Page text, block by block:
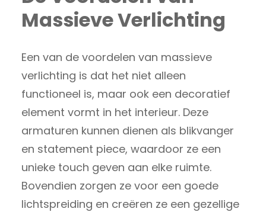
Massieve Verlichting
Een van de voordelen van massieve
verlichting is dat het niet alleen
functioneel is, maar ook een decoratief
element vormt in het interieur. Deze
armaturen kunnen dienen als blikvanger
en statement piece, waardoor ze een
unieke touch geven aan elke ruimte.
Bovendien zorgen ze voor een goede
lichtspreiding en creëren ze een gezellige